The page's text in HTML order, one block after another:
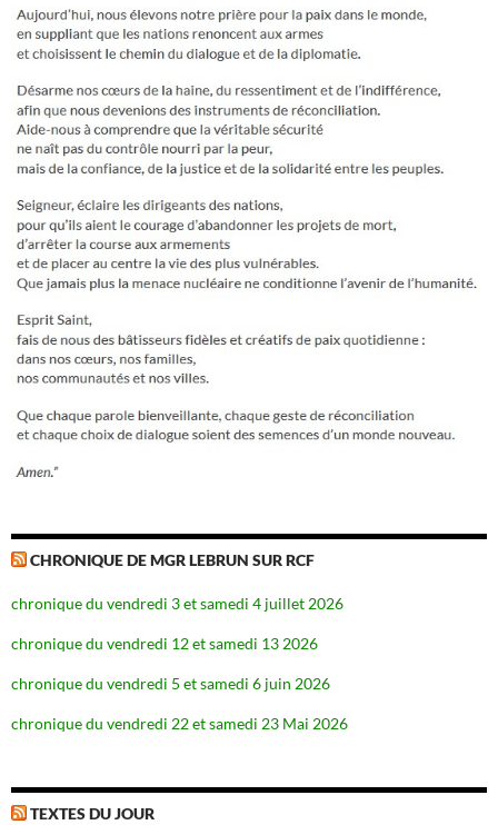
CHRONIQUE DE MGR LEBRUN SUR RCF
chronique du vendredi 3 et samedi 4 juillet 2026
chronique du vendredi 12 et samedi 13 2026
chronique du vendredi 5 et samedi 6 juin 2026
chronique du vendredi 22 et samedi 23 Mai 2026
TEXTES DU JOUR